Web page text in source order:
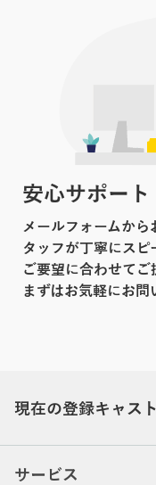
安心サポート
メールフォームか
タッフが丁寧にスピ
ご要望に合わせてご
まずはお気軽にお問
現在の登録キャス
サービス